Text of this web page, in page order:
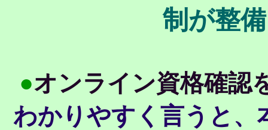
制が整
●オンライン資格確認
わかりやすく言うと、